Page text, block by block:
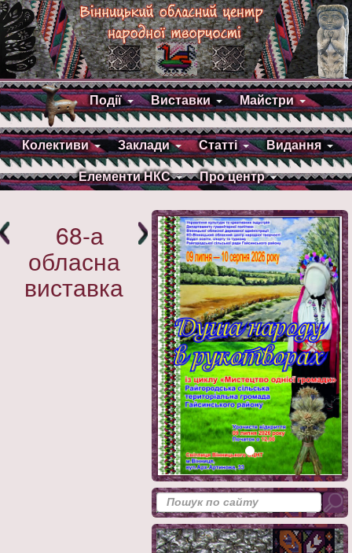
Події Виставки Майстри
Колективи Заклади Статті Видання
Елементи НКС Про центр
68-а
обласна
виставка